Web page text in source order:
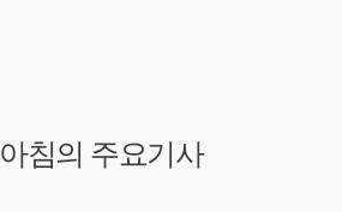
침의 주요기사